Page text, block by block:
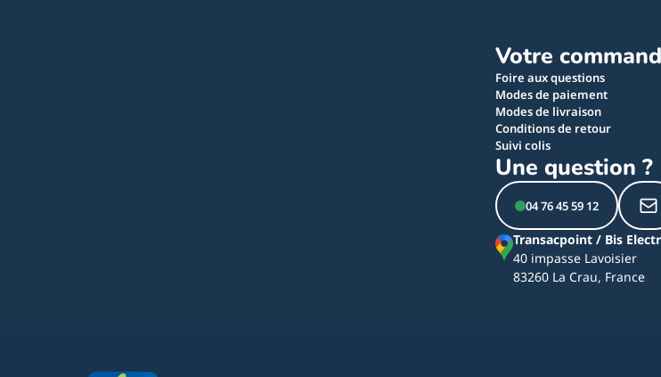
Votre
Foire aux questions
Modes de paiement
Modes de livraison
Conditions de retour
Suivi colis
Une question ?
04 76 45 59 12
Transacpoint / Bis
40 impasse Lavoisier
83260 La Crau, France